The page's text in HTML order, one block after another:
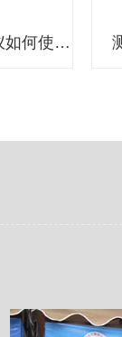
公安机关执法记录仪如何使用？